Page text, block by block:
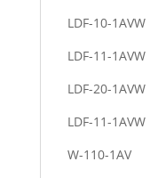
LDF-10-1AVW
LDF-11-1AVW
LDF-20-1AVW
LDF-11-1AVW
W-110-1AV